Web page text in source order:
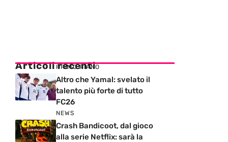
Articoli recenti
PRIMO PIANO
Altro che Yamal: svelato il
talento più forte di tutto
FC26
NEWS
Crash Bandicoot, dal gioco
alla serie Netflix: sarà la